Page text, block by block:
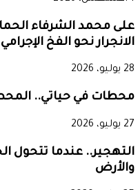
على محمد الشرفاء
الانجرار نحو الفخ الإجرامي
28 يوليو، 2026
محطات في حياتي.. المحطة
27 يوليو، 2026
التهجير.. عندما تتحول
والأرض